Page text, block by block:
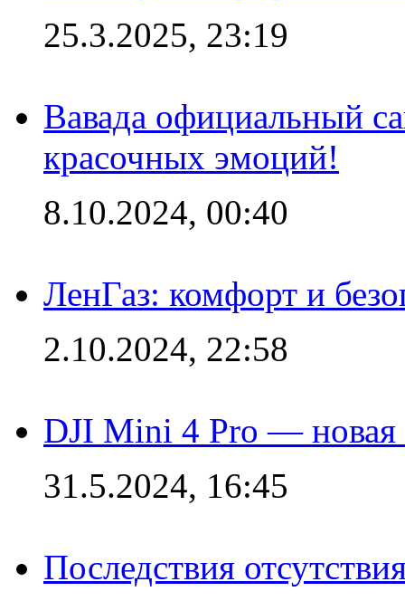
25.3.2025, 23:19
Вавада официальный
красочных эмоций!
8.10.2024, 00:40
ЛенГаз: комфорт и
2.10.2024, 22:58
DJI Mini 4 Pro — новая
31.5.2024, 16:45
Последствия